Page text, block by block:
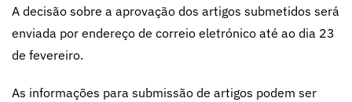
A decisão sobre a aprovação dos artigos submetidos será
enviada por endereço de correio eletrónico até ao dia 23
de fevereiro.
As informações para submissão de artigos podem ser